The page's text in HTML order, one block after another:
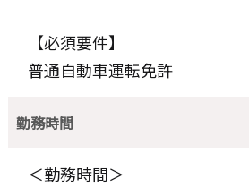
【必須要件】
普通自動車運転免許
勤務時間
＜勤務時間＞